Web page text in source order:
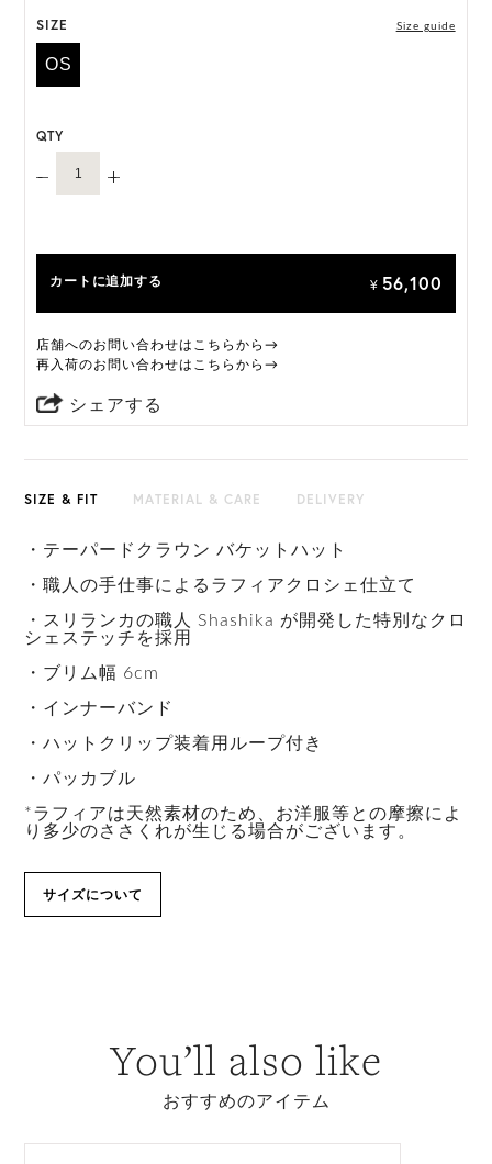
SIZE Size guide
OS
QTY
カートに追加する ¥ 56,100
店舗へのお問い合わせはこちらから→
再入荷のお問い合わせはこちらから→
シェアする
SIZE & FIT MATERIAL & CARE DELIVERY
・テーパードクラウン バケットハット
・職人の手仕事によるラフィアクロシェ仕立て
・スリランカの職人 Shashika が開発した特別なクロ
シェステッチを採用
・ブリム幅 6cm
・インナーバンド
・ハットクリップ装着用ループ付き
・パッカブル
*ラフィアは天然素材のため、お洋服等との摩擦によ
り多少のささくれが生じる場合がございます。
サイズについて
You’ll also like
おすすめのアイテム